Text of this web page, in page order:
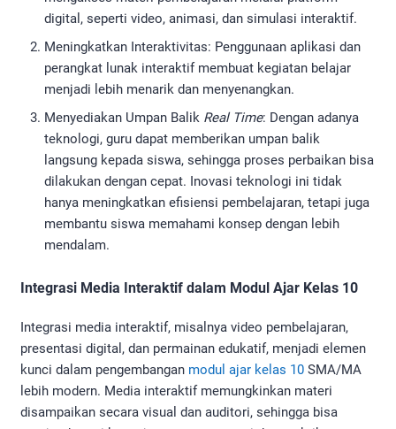
digital, seperti video, animasi, dan simulasi interaktif.
Meningkatkan Interaktivitas: Penggunaan aplikasi dan
perangkat lunak interaktif membuat kegiatan belajar
menjadi lebih menarik dan menyenangkan.
Menyediakan Umpan Balik Real Time: Dengan adanya
teknologi, guru dapat memberikan umpan balik
langsung kepada siswa, sehingga proses perbaikan bisa
dilakukan dengan cepat. Inovasi teknologi ini tidak
hanya meningkatkan efisiensi pembelajaran, tetapi juga
membantu siswa memahami konsep dengan lebih
mendalam.
Integrasi Media Interaktif dalam Modul Ajar Kelas 10
Integrasi media interaktif, misalnya video pembelajaran,
presentasi digital, dan permainan edukatif, menjadi elemen
kunci dalam pengembangan modul ajar kelas 10 SMA/MA
lebih modern. Media interaktif memungkinkan materi
disampaikan secara visual dan auditori, sehingga bisa